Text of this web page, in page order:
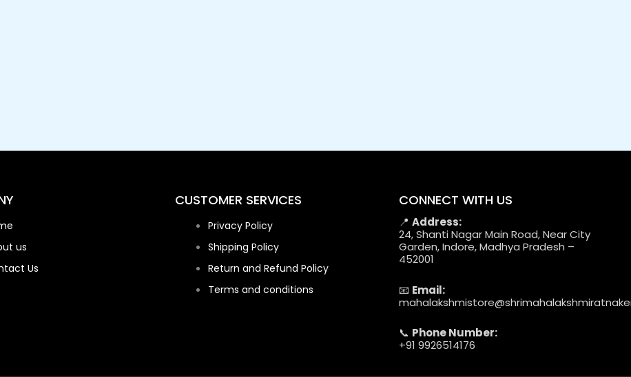
us
Us
CUSTOMER SERVICES
Privacy Policy
Shipping Policy
Return and Refund Policy
Terms and conditions
CONNECT WITH US
📍 Address:
24, Shanti Nagar Main Road, Near City
Garden, Indore, Madhya Pradesh –
452001
📧 Email:
📞 Phone Number:
+91 9926514176